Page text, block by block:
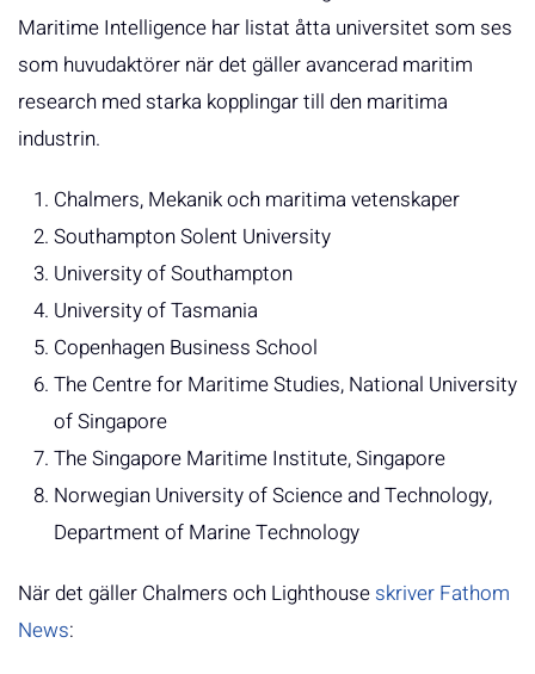
Maritime Intelligence har listat åtta universitet som ses
som huvudaktörer när det gäller avancerad maritim
research med starka kopplingar till den maritima
industrin.
Chalmers, Mekanik och maritima vetenskaper
Southampton Solent University
University of Southampton
University of Tasmania
Copenhagen Business School
The Centre for Maritime Studies, National University
of Singapore
The Singapore Maritime Institute, Singapore
Norwegian University of Science and Technology,
Department of Marine Technology
När det gäller Chalmers och Lighthouse skriver Fathom
News: